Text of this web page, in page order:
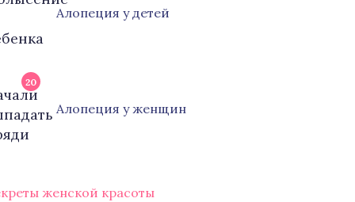
Алопеция у детей
20
Алопеция у женщин
женской красоты